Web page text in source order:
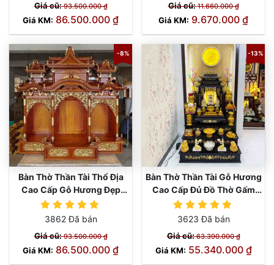
Giá cũ:93.500.000 ₫
Giá KM: 86.500.000 ₫
Giá cũ:11.660.000 ₫
Giá KM: 9.670.000 ₫
-8%
Bàn Thờ Thần Tài Thổ Địa
Cao Cấp Gỗ Hương Đẹp
TT847
3862 Đã bán
Giá cũ:93.500.000 ₫
Giá KM: 86.500.000 ₫
-13%
Bàn Thờ Thần Tài Gỗ Hương
Cao Cấp Đủ Đồ Thờ Gấm
Vàng TT821
3623 Đã bán
Giá cũ:63.390.000 ₫
Giá KM: 55.340.000 ₫